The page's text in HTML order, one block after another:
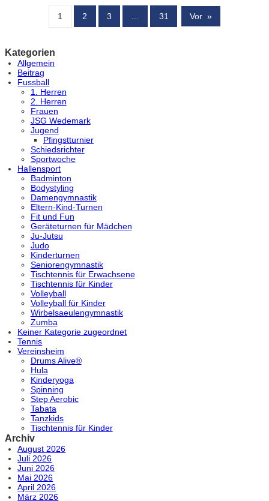
1 2 3 … 31 Vor »
Kategorien
Allgemein
Beitrag
Fussball
1. Herren
2. Herren
Frauen
JSG Wedemark
Jugend
Pfingstturnier
Schiedsrichter
Sportwoche
Hallensport
Badminton
Bodystyling
Damengymnastik
Eltern-Kind-Turnen
Fit und Fun
Geräteturnen für Mädchen
Ju-Jutsu
Judo
Kinderturnen
Seniorengymnastik
Tischtennis für Erwachsene
Tischtennis für Kinder
Volleyball
Volleyball für Kinder
Wirbelsaeulengymnastik
Zumba
Keiner Kategorie zugeordnet
Tennis
Vereinsheim
Drums Alive®
Hula
Kinderyoga
Spinning
Step Aerobic
Tabata
Tanzkids
Tischtennis für Kinder
Archiv
August 2026
Juli 2026
Juni 2026
Mai 2026
April 2026
März 2026